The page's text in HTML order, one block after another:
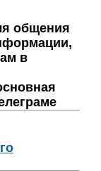
общения
в